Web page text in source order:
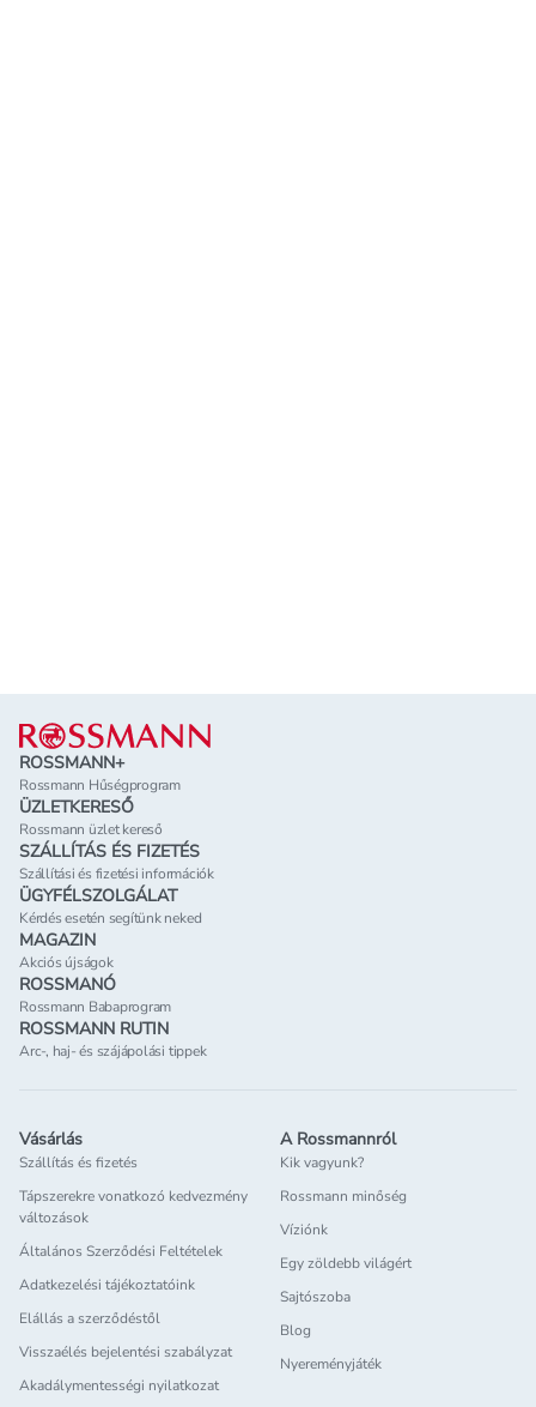
Lábléc
ROSSMANN+
Rossmann Hűségprogram
ÜZLETKERESŐ
Rossmann üzlet kereső
SZÁLLÍTÁS ÉS FIZETÉS
Szállítási és fizetési információk
ÜGYFÉLSZOLGÁLAT
Kérdés esetén segítünk neked
MAGAZIN
Akciós újságok
ROSSMANÓ
Rossmann Babaprogram
ROSSMANN RUTIN
Arc-, haj- és szájápolási tippek
Vásárlás
Szállítás és fizetés
Tápszerekre vonatkozó kedvezmény
változások
Általános Szerződési Feltételek
Adatkezelési tájékoztatóink
Elállás a szerződéstől
Visszaélés bejelentési szabályzat
Akadálymentességi nyilatkozat
A Rossmannról
Kik vagyunk?
Rossmann minőség
Víziónk
Egy zöldebb világért
Sajtószoba
Blog
Nyereményjáték